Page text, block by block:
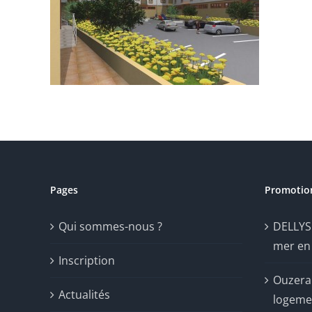
Pages
Qui sommes-nous ?
Inscription
Actualités
mer